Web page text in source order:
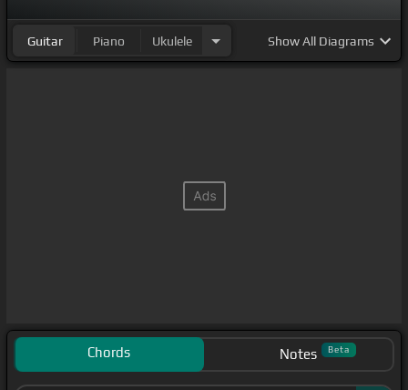
Guitar Piano Ukulele ShowAll Diagrams
Chords Notes Beta